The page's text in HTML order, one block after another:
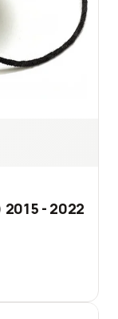
- 2022